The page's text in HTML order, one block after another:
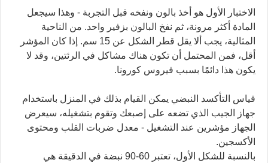
الاختبار الأول هو أخذ بالون ونفخه قبل التجربة - وهذا سيجعل
المادة أكثر مرونة، ثم نفخ البالون بزفير واحد. من الناحية
المثالية، يجب ألا يقل قطر الشكل عن 15 سم. إذا كان المؤشر
أقل، فمن المحتمل أن تكون هناك مشاكل في الرئتين، وقد لا
يكون هذا دائمًا بسبب فيروس كورونا.
قياس التأكسد النبضي يمكن القيام بذلك في المنزل باستخدام
جهاز الجيب الذي تضعه على إصبعك وتقوم بتشغيله، سيعرض
الجهاز مؤشرين عند التشغيل - معدل ضربات القلب ومحتوى
الأكسجين.
بالنسبة للشكل الأول، تعتبر 60-90 نبضة في الدقيقة هي